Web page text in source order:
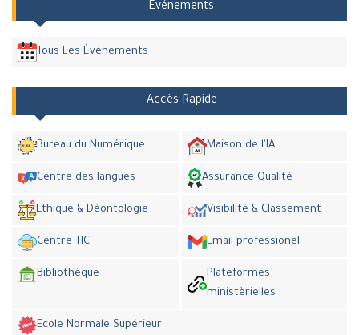
Événements
Tous Les Événements
Accès Rapide
Bureau du Numérique Maison de l'IA
Centre des langues Assurance Qualité
Ethique & Déontologie Visibilité & Classement
Centre TIC Email professionel
Bibliothèque
Plateformes
ministèrielles
Ecole Normale Supérieur